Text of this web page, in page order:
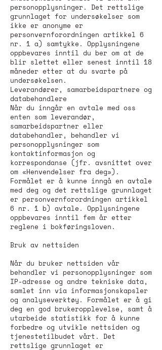
personopplysninger. Det rettslige
grunnlaget for undersøkelser som
ikke er anonyme er
personvernforordningen artikkel 6
nr. 1 a) samtykke. Opplysningene
oppbevares inntil du ber om at de
blir slettet eller senest inntil 18
måneder etter at du svarte på
undersøkelsen.
Leverandører, samarbeidspartnere og
databehandlere
Når du inngår en avtale med oss
enten som leverandør,
samarbeidspartner eller
databehandler, behandler vi
personopplysninger som
kontaktinformasjon og
korrespondanse (jfr. avsnittet over
om «Henvendelser fra deg»).
Formålet er å kunne inngå en avtale
med deg og det rettslige grunnlaget
er personvernforordningen artikkel
6 nr. 1 b) avtale. Opplysningene
oppbevares inntil fem år etter
reglene i bokføringsloven.
Bruk av nettsiden
Når du bruker nettsiden vår
behandler vi personopplysninger som
IP-adresse og andre tekniske data,
samlet inn via informasjonskapsler
og analyseverktøy. Formålet er å gi
deg en god brukeropplevelse, samt å
utarbeide statistikk for å kunne
forbedre og utvikle nettsiden og
tjenestetilbudet vårt. Det
rettslige grunnlaget er